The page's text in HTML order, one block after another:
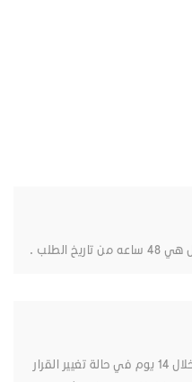
الطلب .
يمكنك عمل طلب استرجاع للمنتجات خلال 14 يوم في حالة تغيير القرار